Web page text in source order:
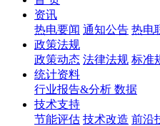
资讯
热电要闻 通知公告 热电
政策法规
政策动态 法律法规 标准
统计资料
行业报告&分析 数据
技术支持
节能评估 技术改造 前沿